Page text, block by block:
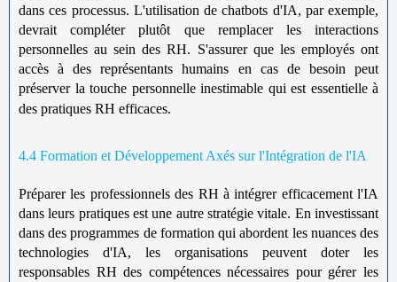
dans ces processus. L'utilisation de chatbots d'IA, par exemple,
devrait compléter plutôt que remplacer les interactions
personnelles au sein des RH. S'assurer que les employés ont
accès à des représentants humains en cas de besoin peut
préserver la touche personnelle inestimable qui est essentielle à
des pratiques RH efficaces.
4.4 Formation et Développement Axés sur l'Intégration de l'IA
Préparer les professionnels des RH à intégrer efficacement l'IA
dans leurs pratiques est une autre stratégie vitale. En investissant
dans des programmes de formation qui abordent les nuances des
technologies d'IA, les organisations peuvent doter les
responsables RH des compétences nécessaires pour gérer les